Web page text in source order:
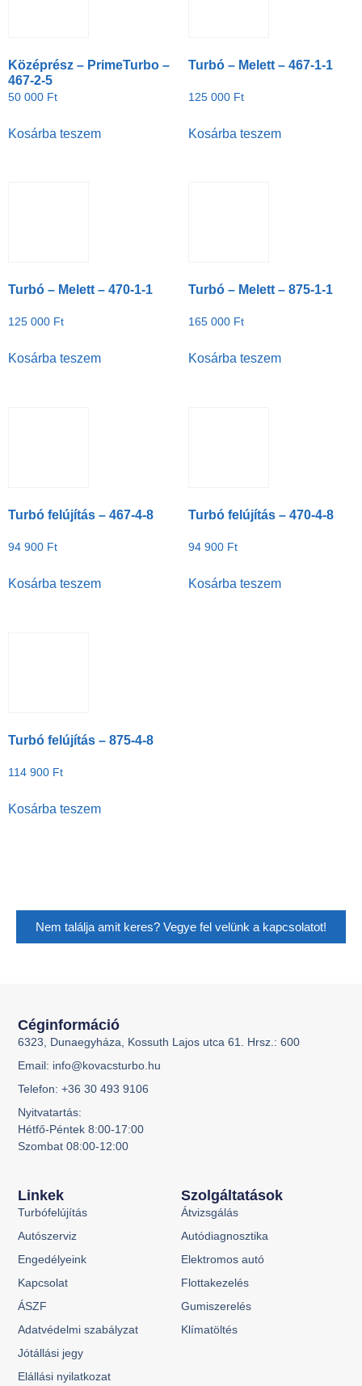
Középrész – PrimeTurbo –
467-2-5
50 000 Ft
Kosárba teszem
Turbó – Melett – 467-1-1
125 000 Ft
Kosárba teszem
Turbó – Melett – 470-1-1
125 000 Ft
Kosárba teszem
Turbó – Melett – 875-1-1
165 000 Ft
Kosárba teszem
Turbó felújítás – 467-4-8
94 900 Ft
Kosárba teszem
Turbó felújítás – 470-4-8
94 900 Ft
Kosárba teszem
Turbó felújítás – 875-4-8
114 900 Ft
Kosárba teszem
Nem találja amit keres? Vegye fel velünk a kapcsolatot!
Szolgáltatások
Átvizsgálás
Autódiagnosztika
Elektromos autó
Flottakezelés
Gumiszerelés
Klímatöltés
Linkek
Turbófelújítás
Autószerviz
Engedélyeink
Kapcsolat
ÁSZF
Adatvédelmi szabályzat
Jótállási jegy
Elállási nyilatkozat
Céginformáció
6323, Dunaegyháza, Kossuth Lajos utca 61. Hrsz.: 600
Email: info@kovacsturbo.hu
Telefon: +36 30 493 9106
Nyitvatartás:
Hétfő-Péntek 8:00-17:00
Szombat 08:00-12:00